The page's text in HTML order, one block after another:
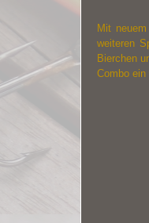
Mit
weiteren
Bierchen
Combo